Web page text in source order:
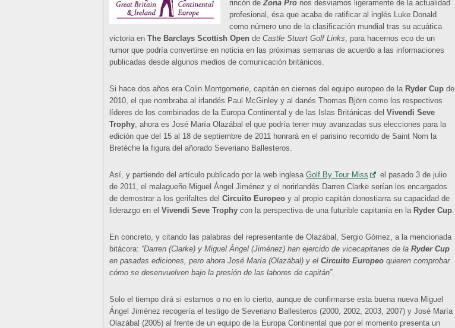
rincón deZona Pro nos desviamos ligeramente de la actualidad
profesional, ésa que acaba de ratificar al inglés Luke Donald
como número uno de la clasificación mundial tras su acuática
victoria en The Barclays Scottish Open de Castle Stuart Golf Links, para hacernos eco de un
rumor que podría convertirse en noticia en las próximas semanas de acuerdo a las informaciones
publicadas desde algunos medios de comunicación británicos.
Si hace dos años era Colin Montgomerie, capitán en ciernes del equipo europeo de la Ryder Cup de
2010, el que nombraba al irlandés Paul McGinley y al danés Thomas Björn como los respectivos
líderes de los combinados de la Europa Continental y de las Islas Británicas del Vivendi Seve
Trophy, ahora es José María Olazábal el que podría tener muy avanzadas sus elecciones para la
edición que del 15 al 18 de septiembre de 2011 honrará en el parisino recorrido de Saint Nom la
Bretèche la figura del añorado Severiano Ballesteros.
Así, y partiendo del artículo publicado por la web inglesa Golf By Tour Miss
el pasado 3 de julio
de 2011, el malagueño Miguel Ángel Jiménez y el norirlandés Darren Clarke serían los encargados
de demostrar a los gerifaltes del Circuito Europeo y al propio capitán donostiarra su capacidad de
liderazgo en el Vivendi Seve Trophy con la perspectiva de una futurible capitanía en la Ryder Cup.
En concreto, y citando las palabras del representante de Olazábal, Sergio Gómez, a la mencionada
bitácora: “Darren (Clarke) y Miguel Ángel (Jiménez) han ejercido de vicecapitanes de la Ryder Cup
en pasadas ediciones, pero ahora José María (Olazábal) y el Circuito Europeo quieren comprobar
cómo se desenvuelven bajo la presión de las labores de capitán”.
Solo el tiempo dirá si estamos o no en lo cierto, aunque de confirmarse esta buena nueva Miguel
Ángel Jiménez recogería el testigo de Severiano Ballesteros (2000, 2002, 2003, 2007) y José María
Olazábal (2005) al frente de un equipo de la Europa Continental que por el momento presenta un